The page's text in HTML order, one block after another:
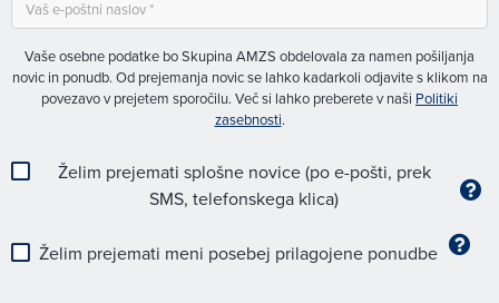
Vaše osebne podatke bo Skupina AMZS obdelovala za namen pošiljanja
novic in ponudb. Od prejemanja novic se lahko kadarkoli odjavite s klikom na
povezavo v prejetem sporočilu. Več si lahko preberete v naši Politiki
zasebnosti.
Želim prejemati splošne novice (po e-pošti, prek
SMS, telefonskega klica)
Želim prejemati meni posebej prilagojene ponudbe